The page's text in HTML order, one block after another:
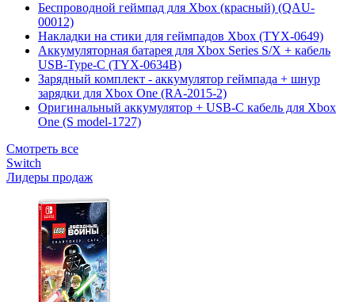
Беспроводной геймпад для Xbox (красный) (QAU-
00012)
Накладки на стики для геймпадов Xbox (TYX-0649)
Аккумуляторная батарея для Xbox Series S/X + кабель
USB-Type-C (TYX-0634B)
Зарядный комплект - аккумулятор геймпада + шнур
зарядки для Xbox One (RA-2015-2)
Оригинальный аккумулятор + USB-C кабель для Xbox
One (S model-1727)
Смотреть все
Switch
Лидеры продаж